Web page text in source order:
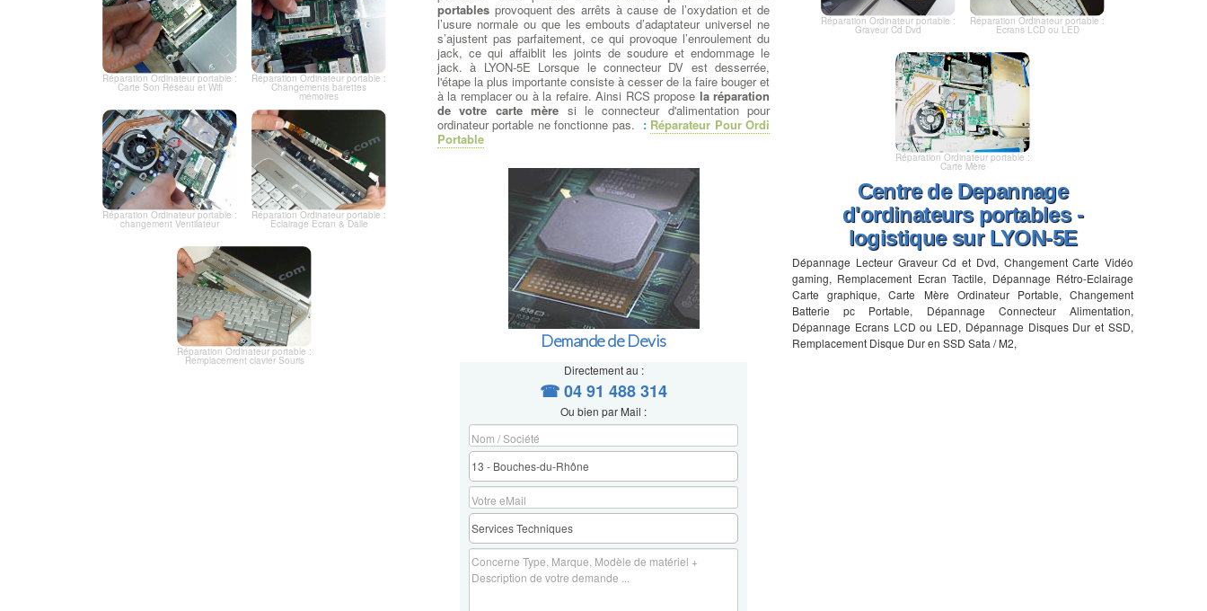
Réparation Ordinateur portable :
Carte Son Réseau et Wifi
Réparation Ordinateur portable :
Changements barettes
mémoires
Réparation Ordinateur portable :
changement Ventilateur
Réparation Ordinateur portable :
Eclairage Ecran & Dalle
Réparation Ordinateur portable :
Remplacement clavier Souris
portables provoquent des arrêts à cause de l’oxydation et de
l’usure normale ou que les embouts d’adaptateur universel ne
s’ajustent pas parfaitement, ce qui provoque l’enroulement du
jack, ce qui affaiblit les joints de soudure et endommage le
jack. à LYON-5E Lorsque le connecteur DV est desserrée,
l'étape la plus importante consiste à cesser de la faire bouger et
à la remplacer ou à la refaire. Ainsi RCS propose la réparation
de votre carte mère si le connecteur d'alimentation pour
ordinateur portable ne fonctionne pas. : Réparateur Pour Ordi
Portable
Demande de Devis
Directement au :
☎ 04 91 488 314
Ou bien par Mail :
Réparation Ordinateur portable :
Graveur Cd Dvd
Réparation Ordinateur portable :
Ecrans LCD ou LED
Réparation Ordinateur portable :
Carte Mère
Centre de Depannage
d'ordinateurs portables -
logistique sur LYON-5E
Dépannage Lecteur Graveur Cd et Dvd, Changement Carte Vidéo
gaming, Remplacement Ecran Tactile, Dépannage Rétro-Eclairage
Carte graphique, Carte Mère Ordinateur Portable, Changement
Batterie pc Portable, Dépannage Connecteur Alimentation,
Dépannage Ecrans LCD ou LED, Dépannage Disques Dur et SSD,
Remplacement Disque Dur en SSD Sata / M2,